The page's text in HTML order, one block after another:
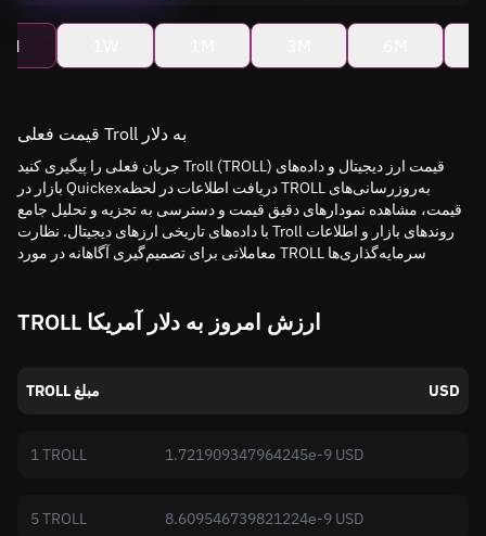
قیمت فعلی Troll به دلار
جریان فعلی را پیگیری کنید Troll (TROLL) قیمت ارز دیجیتال و داده‌های
بازار در Quickexدریافت اطلاعات در لحظه TROLL به‌روزرسانی‌های
قیمت، مشاهده نمودارهای دقیق قیمت و دسترسی به تجزیه و تحلیل جامع
با داده‌های تاریخی ارزهای دیجیتال. نظارت Troll روندهای بازار و اطلاعات
معاملاتی برای تصمیم‌گیری آگاهانه در مورد TROLL سرمایه‌گذاری‌ها
TROLL ارزش امروز به دلار آمریکا
TROLL مبلغ USD
1 TROLL 1.721909347964245e-9 USD
5 TROLL 8.609546739821224e-9 USD